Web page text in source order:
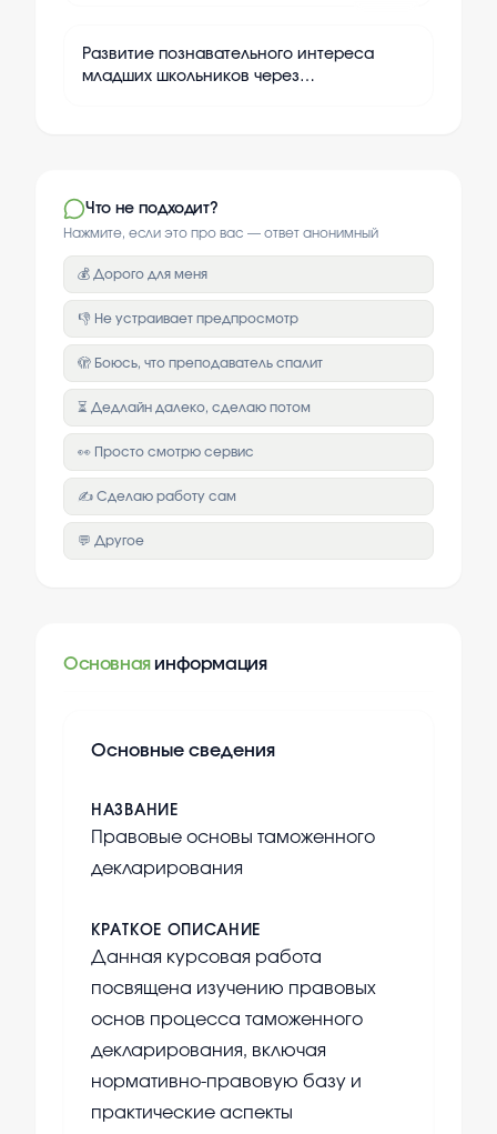
Развитие познавательного интереса
младших школьников через
Что не подходит?
Нажмите, если это про вас — ответ анонимный
💰 Дорого для меня
👎 Не устраивает предпросмотр
🫣 Боюсь, что преподаватель спалит
⏳ Дедлайн далеко, сделаю потом
👀 Просто смотрю сервис
✍️ Сделаю работу сам
💬 Другое
Основная информация
Основные сведения
НАЗВАНИЕ
Правовые основы таможенного
декларирования
КРАТКОЕ ОПИСАНИЕ
Данная курсовая работа
посвящена изучению правовых
основ процесса таможенного
декларирования, включая
нормативно-правовую базу и
практические аспекты